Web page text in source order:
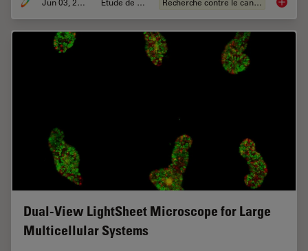
AI-
Dual-View LightSheet Microscope for Large
Multicellular Systems